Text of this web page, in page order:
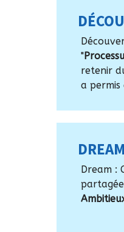
D
"
retenir
a permis
DREAM
Dream :